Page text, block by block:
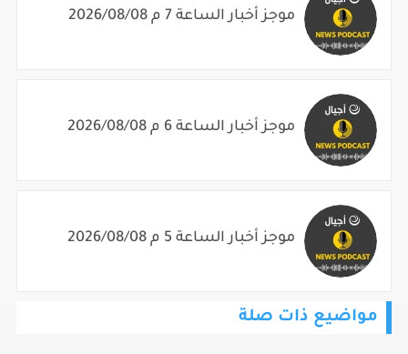
موجز أخبار الساعة 7 م 2026/08/08
موجز أخبار الساعة 6 م 2026/08/08
موجز أخبار الساعة 5 م 2026/08/08
مواضيع ذات صلة